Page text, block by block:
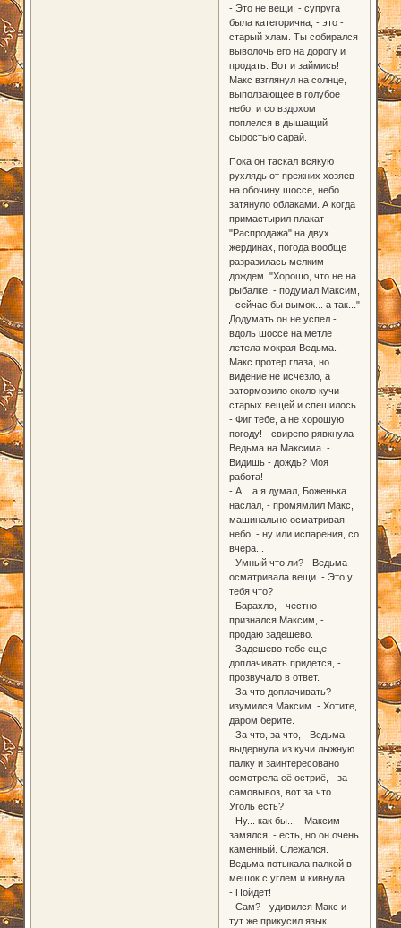
- Это не вещи, - супруга
была категорична, - это -
старый хлам. Ты собирался
выволочь его на дорогу и
продать. Вот и займись!
Макс взглянул на солнце,
выползающее в голубое
небо, и со вздохом
поплелся в дышащий
сыростью сарай.
Пока он таскал всякую
рухлядь от прежних хозяев
на обочину шоссе, небо
затянуло облаками. А когда
примастырил плакат
"Распродажа" на двух
жердинах, погода вообще
разразилась мелким
дождем. "Хорошо, что не на
рыбалке, - подумал Максим,
- сейчас бы вымок... а так..."
Додумать он не успел -
вдоль шоссе на метле
летела мокрая Ведьма.
Макс протер глаза, но
видение не исчезло, а
затормозило около кучи
старых вещей и спешилось.
- Фиг тебе, а не хорошую
погоду! - свирепо рявкнула
Ведьма на Максима. -
Видишь - дождь? Моя
работа!
- А... а я думал, Боженька
наслал, - промямлил Макс,
машинально осматривая
небо, - ну или испарения, со
вчера...
- Умный что ли? - Ведьма
осматривала вещи. - Это у
тебя что?
- Барахло, - честно
признался Максим, -
продаю задешево.
- Задешево тебе еще
доплачивать придется, -
прозвучало в ответ.
- За что доплачивать? -
изумился Максим. - Хотите,
даром берите.
- За что, за что, - Ведьма
выдернула из кучи лыжную
палку и заинтересовано
осмотрела её остриё, - за
самовывоз, вот за что.
Уголь есть?
- Ну... как бы... - Максим
замялся, - есть, но он очень
каменный. Слежался.
Ведьма потыкала палкой в
мешок с углем и кивнула:
- Пойдет!
- Сам? - удивился Макс и
тут же прикусил язык.